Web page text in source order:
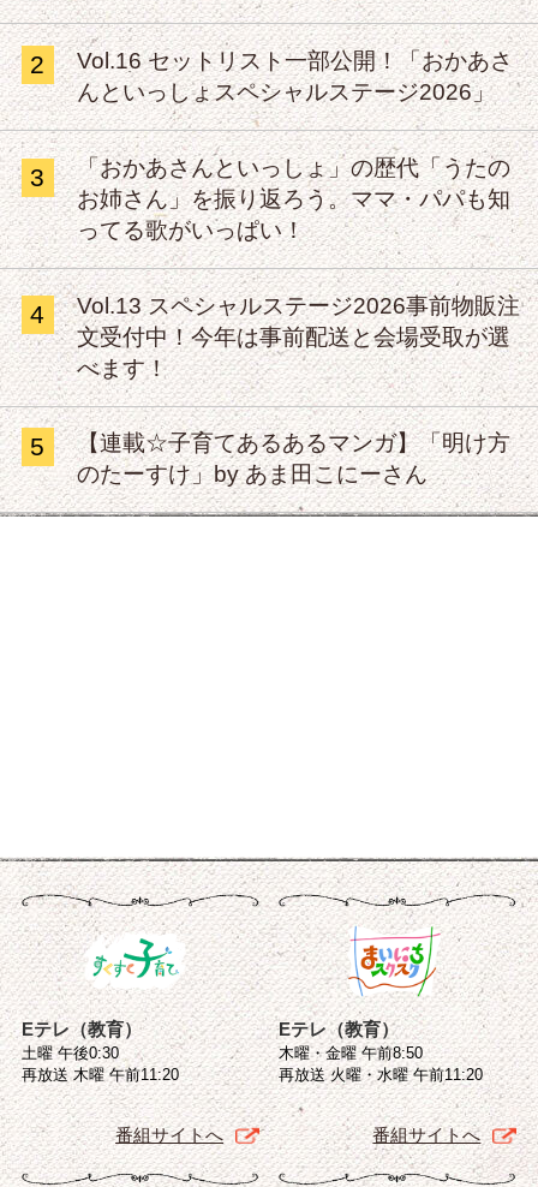
2
Vol.16 セットリスト一部公開！「おかあさ
んといっしょスペシャルステージ2026」
3
「おかあさんといっしょ」の歴代「うたの
お姉さん」を振り返ろう。ママ・パパも知
ってる歌がいっぱい！
4
Vol.13 スペシャルステージ2026事前物販注
文受付中！今年は事前配送と会場受取が選
べます！
5
【連載☆子育てあるあるマンガ】「明け方
のたーすけ」by あま田こにーさん
Eテレ（教育）
土曜 午後0:30
再放送 木曜 午前11:20
番組サイトへ
Eテレ（教育）
木曜・金曜 午前8:50
再放送 火曜・水曜 午前11:20
番組サイトへ